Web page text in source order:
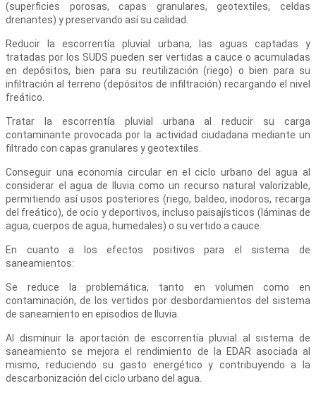
(superficies porosas, capas granulares, geotextiles, celdas
drenantes) y preservando así su calidad.
Reducir la escorrentía pluvial urbana, las aguas captadas y
tratadas por los SUDS pueden ser vertidas a cauce o acumuladas
en depósitos, bien para su reutilización (riego) o bien para su
infiltración al terreno (depósitos de infiltración) recargando el nivel
freático.
Tratar la escorrentía pluvial urbana al reducir su carga
contaminante provocada por la actividad ciudadana mediante un
filtrado con capas granulares y geotextiles.
Conseguir una economía circular en el ciclo urbano del agua al
considerar el agua de lluvia como un recurso natural valorizable,
permitiendo así usos posteriores (riego, baldeo, inodoros, recarga
del freático), de ocio y deportivos, incluso paisajísticos (láminas de
agua, cuerpos de agua, humedales) o su vertido a cauce.
En cuanto a los efectos positivos para el sistema de
saneamientos:
Se reduce la problemática, tanto en volumen como en
contaminación, de los vertidos por desbordamientos del sistema
de saneamiento en episodios de lluvia.
Al disminuir la aportación de escorrentía pluvial al sistema de
saneamiento se mejora el rendimiento de la EDAR asociada al
mismo, reduciendo su gasto energético y contribuyendo a la
descarbonización del ciclo urbano del agua.